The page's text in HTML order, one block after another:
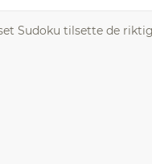
Sudoku tilsette de